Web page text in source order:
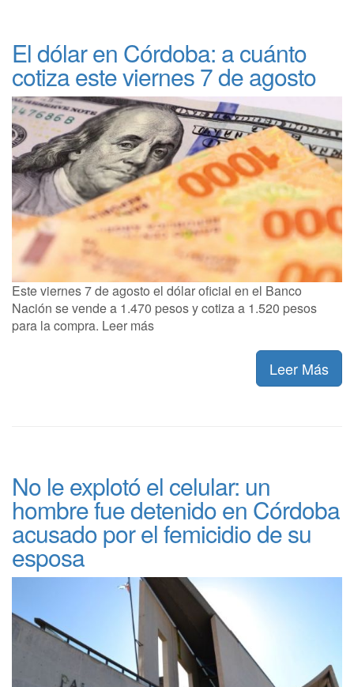
El dólar en Córdoba: a cuánto
cotiza este viernes 7 de agosto
Este viernes 7 de agosto el dólar oficial en el Banco
Nación se vende a 1.470 pesos y cotiza a 1.520 pesos
para la compra. Leer más
Leer Más
No le explotó el celular: un
hombre fue detenido en Córdoba
acusado por el femicidio de su
esposa